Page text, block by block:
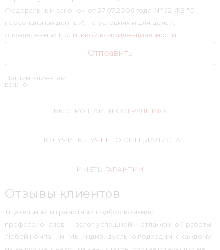
Федеральным законом от 27.07.2006 года №152-ФЗ "О
персональных данных", на условиях и для целей,
определенных Политикой конфиденциальности.
Отправить
Нашим клиентам
важно
БЫСТРО НАЙТИ СОТРУДНИКА
ПОЛУЧИТЬ ЛУЧШЕГО СПЕЦИАЛИСТА
ИМЕТЬ ГАРАНТИИ
Отзывы клиентов
Тщательный и грамотный подбор команды
профессионалов — залог успешной и отлаженной работы
любой компании. Мы индивидуально подходим к каждому
из запросов и находим кандидатов, соответствующих не